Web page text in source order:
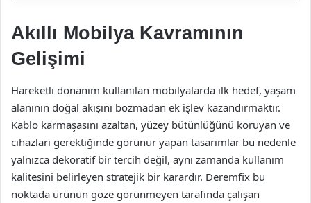
Akıllı Mobilya Kavramının
Gelişimi
Hareketli donanım kullanılan mobilyalarda ilk hedef, yaşam
alanının doğal akışını bozmadan ek işlev kazandırmaktır.
Kablo karmaşasını azaltan, yüzey bütünlüğünü koruyan ve
cihazları gerektiğinde görünür yapan tasarımlar bu nedenle
yalnızca dekoratif bir tercih değil, aynı zamanda kullanım
kalitesini belirleyen stratejik bir karardır. Deremfix bu
noktada ürünün göze görünmeyen tarafında çalışan